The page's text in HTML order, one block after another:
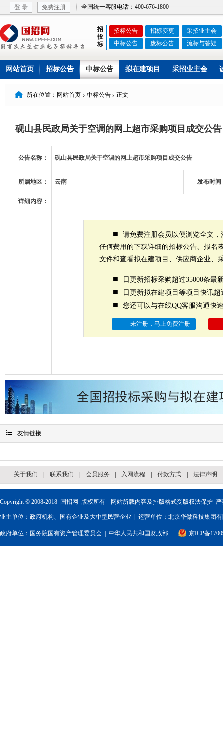
登 录 免费注册 全国统一客服电话：400-676-1800
招
投
标
招标公告 招标变更
采招业主会
中标公告
废标公告 流标与答疑
网站首页 招标公告 中标公告 拟在建项目 采招业主会
 所在位置：网站首页  中标公告  正文
砚山县民政局关于空调的网上超市采购项目成交公告
公告名称： 砚山县民政局关于空调的网上超市采购项目成交公告
所属地区： 云南 发布时间
详细内容：
■
请免费注册会员以便浏览全文
任何费用的下载详细的招标公告、报名
文件和查看拟在建项目、供应商企业、
■ 日更新招标采购超过35000条最
■ 日更新拟在建项目等项目快讯超
■ 您还可以与在线QQ客服沟通快
未注册，马上免费注册
 友情链接
关于我们 联系我们 会员服务 入网流程 付款方式 法律声明
Copyright © 2008-2018 国招网 版权所有 网站所载内容及排版格式受版权法保护 严
业主单位：政府机构、国有企业及大中型民营企业 | 运营单位：北京华做科技集团
政府单位： 国务院国有资产管理委员会 中华人民共和国财政部 京ICP备